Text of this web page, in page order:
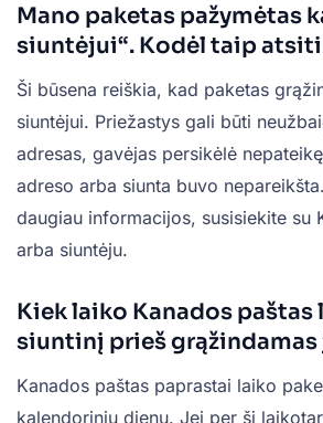
Mano paketas pažymėtas
siuntėjui“. Kodėl taip
Ši būsena reiškia, kad paketas
siuntėjui. Priežastys gali būti
adresas, gavėjas persikėlė
adreso arba siunta buvo
daugiau informacijos, susisiekite su
arba siuntėju.
Kiek laiko Kanados paštas
siuntinį prieš
Kanados paštas paprastai laiko
kalendorinių dienų. Jei per šį